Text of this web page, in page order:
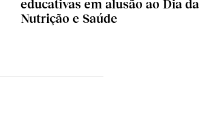
educativas em alusão ao Dia da
Nutrição e Saúde